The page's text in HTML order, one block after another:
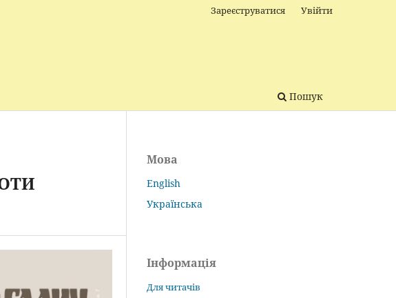
Пошук
Зареєструватися Увійти
Мова
English
Українська
Інформація
Для читачів